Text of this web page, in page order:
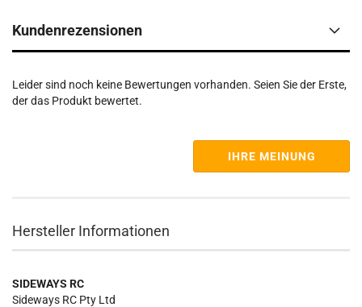
Kundenrezensionen
Leider sind noch keine Bewertungen vorhanden. Seien Sie der Erste,
der das Produkt bewertet.
IHRE MEINUNG
Hersteller Informationen
SIDEWAYS RC
Sideways RC Pty Ltd